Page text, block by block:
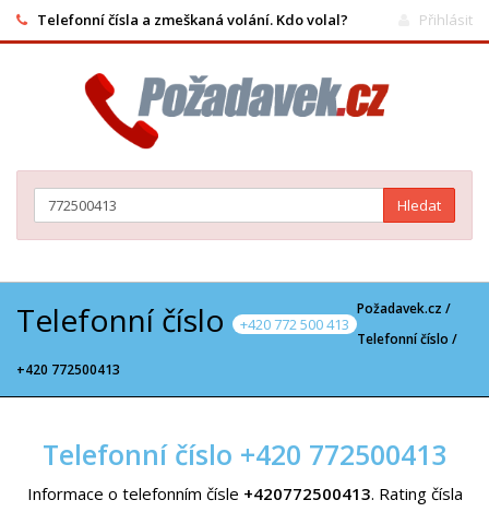
Telefonní čísla a zmeškaná volání. Kdo volal? Přihlásit
Hledat
Telefonní číslo +420 772 500 413
Požadavek.cz /
Telefonní číslo /
+420 772500413
Telefonní číslo +420 772500413
Informace o telefonním čísle +420772500413. Rating čísla